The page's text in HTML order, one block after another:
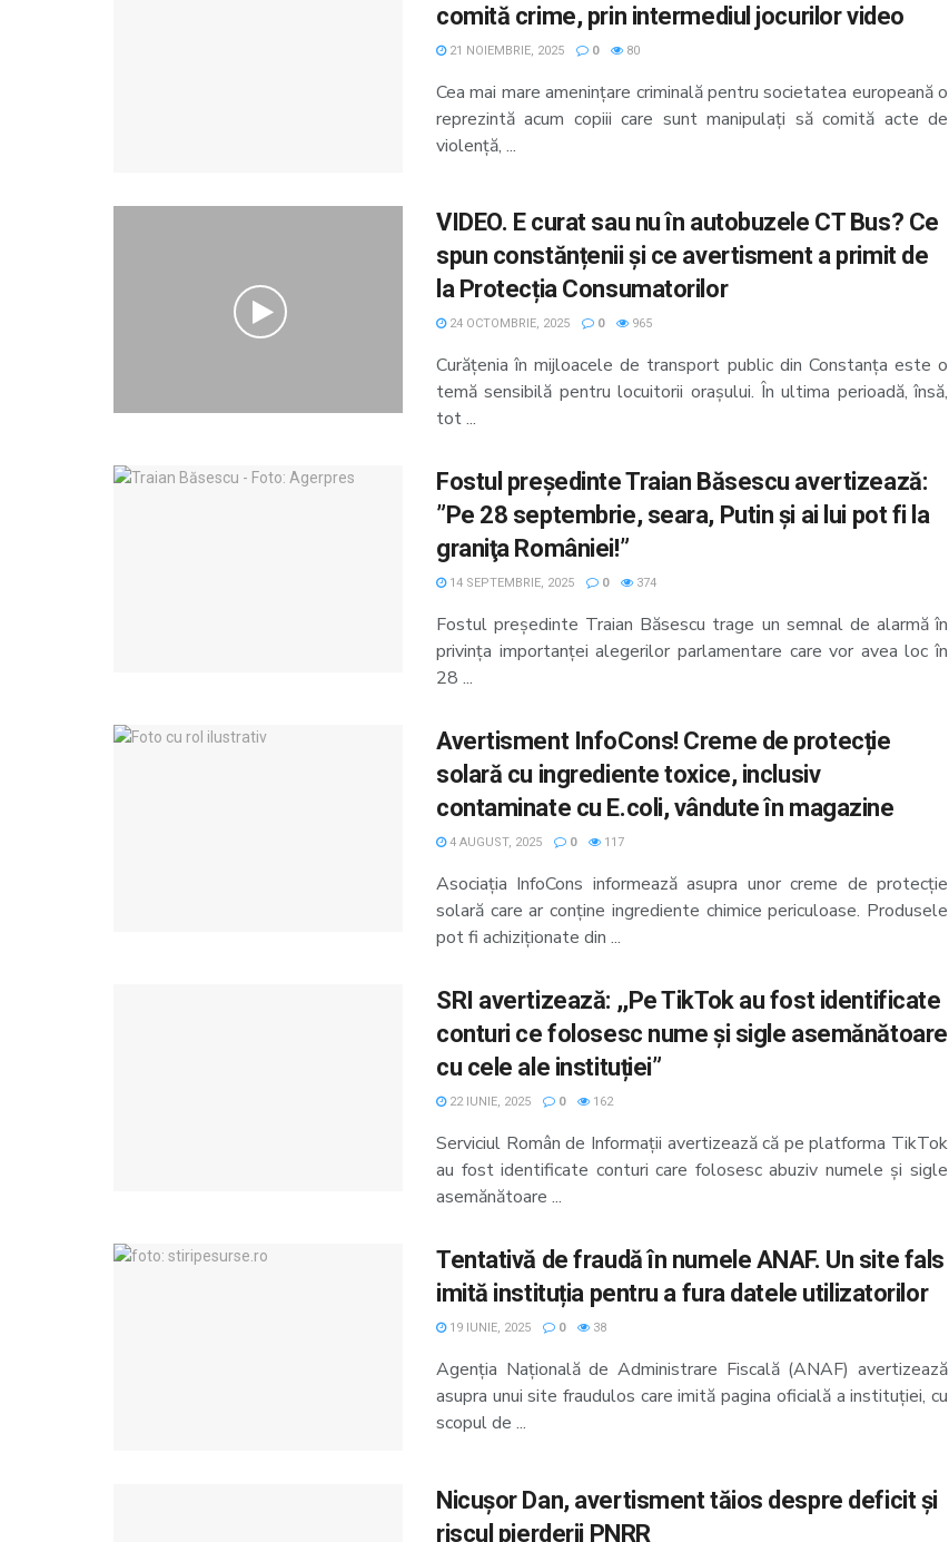
comită crime, prin intermediul jocurilor video
21 NOIEMBRIE, 2025 0 80
Cea mai mare amenințare criminală pentru societatea europeană o
reprezintă acum copiii care sunt manipulați să comită acte de
violență, ...
VIDEO. E curat sau nu în autobuzele CT Bus? Ce
spun constănțenii și ce avertisment a primit de
la Protecția Consumatorilor
24 OCTOMBRIE, 2025 0 965
Curățenia în mijloacele de transport public din Constanța este o
temă sensibilă pentru locuitorii orașului. În ultima perioadă, însă,
tot ...
Fostul președinte Traian Băsescu avertizează:
”Pe 28 septembrie, seara, Putin şi ai lui pot fi la
graniţa României!”
14 SEPTEMBRIE, 2025 0 374
Fostul preşedinte Traian Băsescu trage un semnal de alarmă în
privința importanței alegerilor parlamentare care vor avea loc în
28 ...
Avertisment InfoCons! Creme de protecție
solară cu ingrediente toxice, inclusiv
contaminate cu E.coli, vândute în magazine
4 AUGUST, 2025 0 117
Asociația InfoCons informează asupra unor creme de protecție
solară care ar conține ingrediente chimice periculoase. Produsele
pot fi achiziționate din ...
SRI avertizează: ,,Pe TikTok au fost identificate
conturi ce folosesc nume și sigle asemănătoare
cu cele ale instituției”
22 IUNIE, 2025 0 162
Serviciul Român de Informații avertizează că pe platforma TikTok
au fost identificate conturi care folosesc abuziv numele și sigle
asemănătoare ...
Tentativă de fraudă în numele ANAF. Un site fals
imită instituția pentru a fura datele utilizatorilor
19 IUNIE, 2025 0 38
Agenția Națională de Administrare Fiscală (ANAF) avertizează
asupra unui site fraudulos care imită pagina oficială a instituției, cu
scopul de ...
Nicușor Dan, avertisment tăios despre deficit și
riscul pierderii PNRR